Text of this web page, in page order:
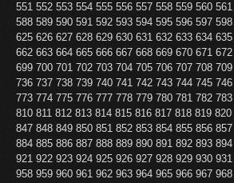
551 552 553 554 555 556 557 558 559 560 561
588 589 590 591 592 593 594 595 596 597 598
625 626 627 628 629 630 631 632 633 634 635
662 663 664 665 666 667 668 669 670 671 672
699 700 701 702 703 704 705 706 707 708 709
736 737 738 739 740 741 742 743 744 745 746
773 774 775 776 777 778 779 780 781 782 783
810 811 812 813 814 815 816 817 818 819 820
847 848 849 850 851 852 853 854 855 856 857
884 885 886 887 888 889 890 891 892 893 894
921 922 923 924 925 926 927 928 929 930 931
958 959 960 961 962 963 964 965 966 967 968